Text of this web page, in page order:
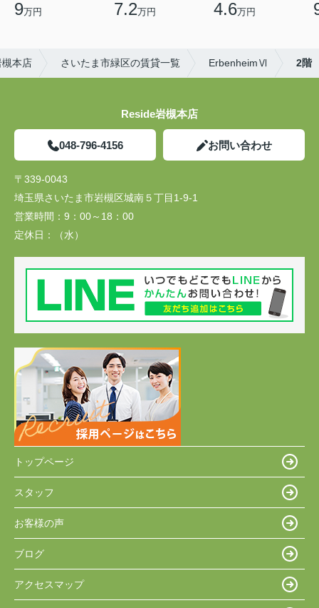
9万円 7.2万円 4.6万円
本店 さいたま市緑区の賃貸一覧 ErbenheimⅥ 2階
Reside岩槻本店
048-796-4156 お問い合わせ
〒339-0043
埼玉県さいたま市岩槻区城南５丁目1-9-1
営業時間： 9：00～18：00
定休日：
（水）
トップページ
スタッフ
お客様の声
ブログ
アクセスマップ